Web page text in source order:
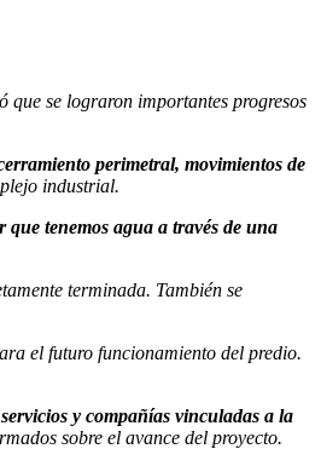
que se lograron importantes progresos
perimetral, movimientos de
industrial.
que tenemos agua a través de una
terminada. También se
el futuro funcionamiento del predio.
y compañías vinculadas a la
sobre el avance del proyecto.